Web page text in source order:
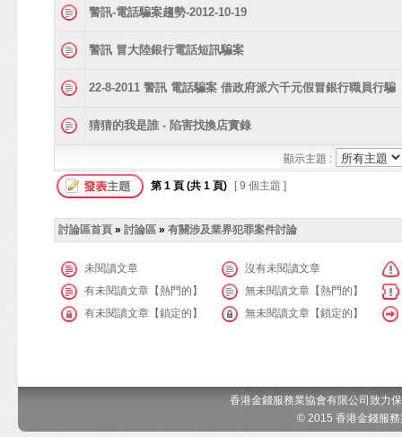
警訊-電話騙案趨勢-2012-10-19
警訊 冒大陸銀行電話短訊騙案
22-8-2011 警訊 電話騙案 借政府派六千元假冒銀行職員行騙
猜猜的我是誰 - 陷害找換店實錄
顯示主題 :
第 1 頁 (共 1 頁) [ 9 個主題 ]
討論區首頁 » 討論區 » 有關涉及業界犯罪案件討論
未閱讀文章
沒有未閱讀文章
有未閱讀文章【熱門的】
無未閱讀文章【熱門的】
有未閱讀文章【鎖定的】
無未閱讀文章【鎖定的】
香港金錢服務業協會有限公司致力
© 2015 香港金錢服